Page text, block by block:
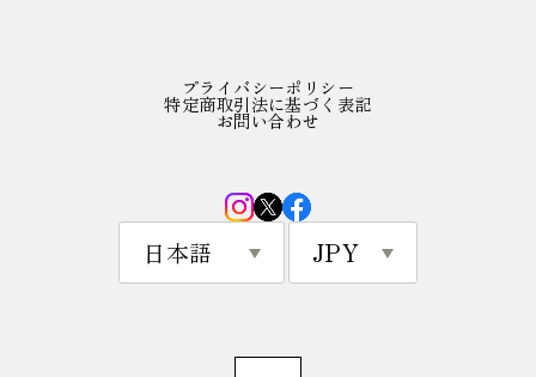
プライバシーポリシー
特定商取引法に基づく表記
お問い合わせ